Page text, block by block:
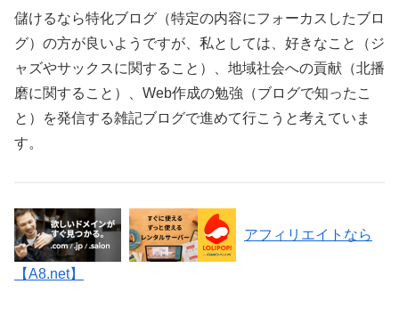
儲けるなら特化ブログ（特定の内容にフォーカスしたブロ
グ）の方が良いようですが、私としては、好きなこと（ジ
ャズやサックスに関すること）、地域社会への貢献（北播
磨に関すること）、Web作成の勉強（ブログで知ったこ
と）を発信する雑記ブログで進めて行こうと考えていま
す。
アフィリエイトなら
【A8.net】